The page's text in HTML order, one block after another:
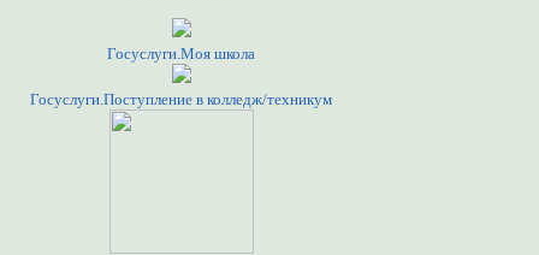
Госуслуги.Моя школа
Госуслуги.Поступление в колледж/техникум